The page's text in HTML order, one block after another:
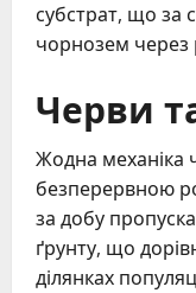
субстрат, що за
чорнозем через
Черви
Жодна механіка
безперервною
за добу
ґрунту, що
ділянках